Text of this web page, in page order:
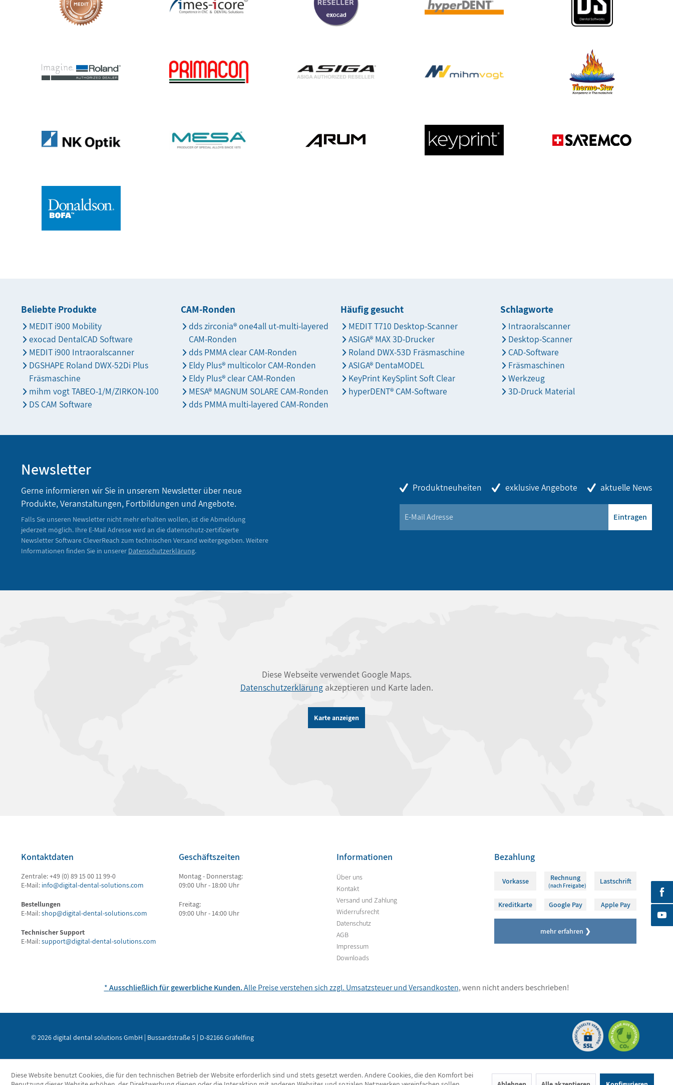
Beliebte Produkte
MEDIT i900 Mobility
exocad DentalCAD Software
MEDIT i900 Intraoralscanner
DGSHAPE Roland DWX-52Di Plus
Fräsmaschine
mihm vogt TABEO-1/M/ZIRKON-100
DS CAM Software
CAM-Ronden
dds zirconia® one4all ut-multi-layered
CAM-Ronden
dds PMMA clear CAM-Ronden
Eldy Plus® multicolor CAM-Ronden
Eldy Plus® clear CAM-Ronden
MESA® MAGNUM SOLARE CAM-Ronden
dds PMMA multi-layered CAM-Ronden
Häufig gesucht
MEDIT T710 Desktop-Scanner
ASIGA® MAX 3D-Drucker
Roland DWX-53D Fräsmaschine
ASIGA® DentaMODEL
KeyPrint KeySplint Soft Clear
hyperDENT® CAM-Software
Schlagworte
Intraoralscanner
Desktop-Scanner
CAD-Software
Fräsmaschinen
Werkzeug
3D-Druck Material
Newsletter
Gerne informieren wir Sie in unserem Newsletter über neue
Produkte, Veranstaltungen, Fortbildungen und Angebote.
Falls Sie unseren Newsletter nicht mehr erhalten wollen, ist die Abmeldung
jederzeit möglich. Ihre E-Mail Adresse wird an die datenschutz-zertifizierte
Newsletter Software CleverReach zum technischen Versand weitergegeben. Weitere
Informationen finden Sie in unserer Datenschutzerklärung.
Produktneuheiten exklusive Angebote aktuelle News
Eintragen
Diese Webseite verwendet Google Maps.
Datenschutzerklärungakzeptieren und Karte laden.
Karte anzeigen
Kontaktdaten
Zentrale: +49 (0) 89 15 00 11 99-0
E-Mail: info@digital-dental-solutions.com
Bestellungen
E-Mail:shop@digital-dental-solutions.com
Technischer Support
E-Mail:support@digital-dental-solutions.com
Geschäftszeiten
Montag - Donnerstag:
09:00 Uhr - 18:00 Uhr
Freitag:
09:00 Uhr - 14:00 Uhr
Informationen
Über uns
Kontakt
Versand und Zahlung
Widerrufsrecht
Datenschutz
AGB
Impressum
Downloads
Bezahlung
Vorkasse Rechnung
(nach Freigabe) Lastschrift
Kreditkarte Google Pay Apple Pay
mehr erfahren ❯
*Ausschließlich für gewerbliche Kunden.Alle Preise verstehen sich zzgl. Umsatzsteuer undVersandkosten, wenn nicht anders beschrieben!
© 2026 digital dental solutions GmbH | Bussardstraße 5 | D-82166 Gräfelfing
Diese Website benutzt Cookies, die für den technischen Betrieb der Website erforderlich sind und stets gesetzt werden. Andere Cookies, die den Komfort bei